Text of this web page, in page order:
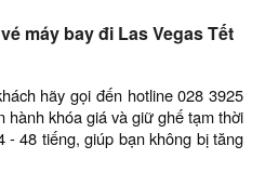
máy bay đi Las Vegas Tết
hãy gọi đến hotline 028 3925
hành khóa giá và giữ ghế tạm thời
- 48 tiếng, giúp bạn không bị tăng